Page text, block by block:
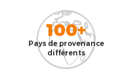
100+
Pays de provenance
différents